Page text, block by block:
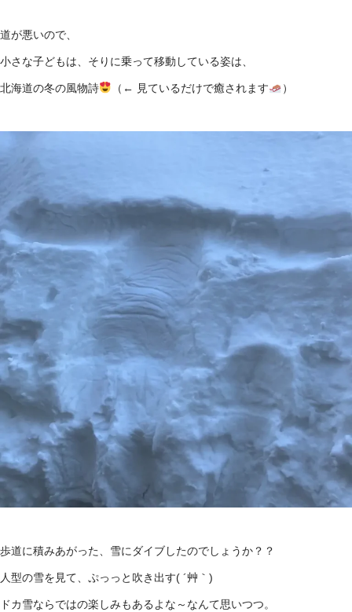
道が悪いので、
小さな子どもは、そりに乗って移動している姿は、
北海道の冬の風物詩 （← 見ているだけで癒されます ）
歩道に積みあがった、雪にダイブしたのでしょうか？？
人型の雪を見て、ぷっっと吹き出す( ´艸｀)
ドカ雪ならではの楽しみもあるよな～なんて思いつつ。